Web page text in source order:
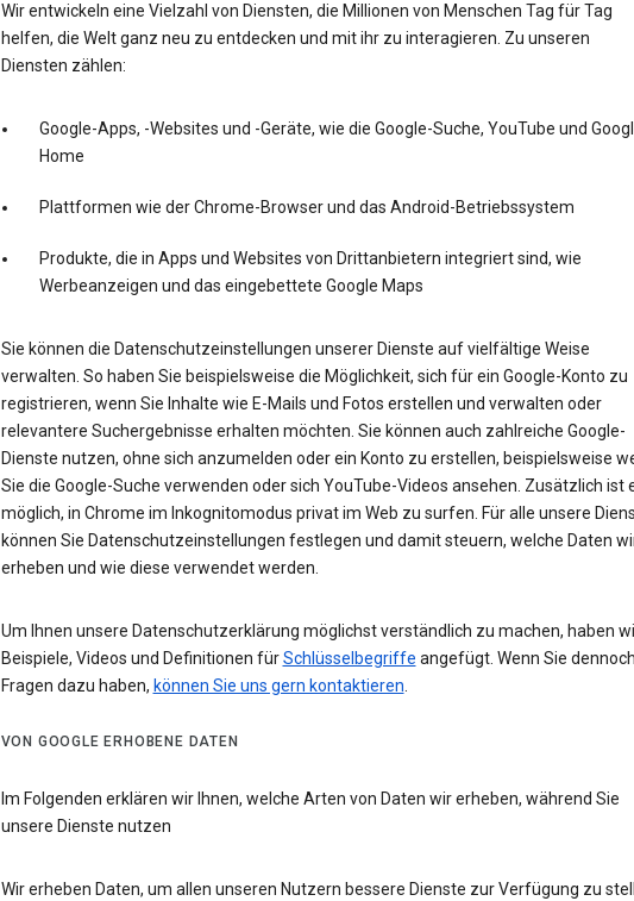
Wir entwickeln eine Vielzahl von Diensten, die Millionen von Menschen Tag für Tag
helfen, die Welt ganz neu zu entdecken und mit ihr zu interagieren. Zu unseren
Diensten zählen:
Google-Apps, -Websites und -Geräte, wie die Google-Suche, YouTube und
Home
Plattformen wie der Chrome-Browser und das Android-Betriebssystem
Produkte, die in Apps und Websites von Drittanbietern integriert sind, wie
Werbeanzeigen und das eingebettete Google Maps
Sie können die Datenschutzeinstellungen unserer Dienste auf vielfältige Weise
verwalten. So haben Sie beispielsweise die Möglichkeit, sich für ein Google-Konto zu
registrieren, wenn Sie Inhalte wie E-Mails und Fotos erstellen und verwalten oder
relevantere Suchergebnisse erhalten möchten. Sie können auch zahlreiche Google-
Dienste nutzen, ohne sich anzumelden oder ein Konto zu erstellen, beispielsweise
Sie die Google-Suche verwenden oder sich YouTube-Videos ansehen. Zusätzlich ist
möglich, in Chrome im Inkognitomodus privat im Web zu surfen. Für alle unsere
können Sie Datenschutzeinstellungen festlegen und damit steuern, welche Daten
erheben und wie diese verwendet werden.
Um Ihnen unsere Datenschutzerklärung möglichst verständlich zu machen, haben
Beispiele, Videos und Definitionen fürSchlüsselbegriffe angefügt. Wenn Sie dennoch
Fragen dazu haben, können Sie uns gern kontaktieren.
VON GOOGLE ERHOBENE DATEN
Im Folgenden erklären wir Ihnen, welche Arten von Daten wir erheben, während Sie
unsere Dienste nutzen
Wir erheben Daten, um allen unseren Nutzern bessere Dienste zur Verfügung zu